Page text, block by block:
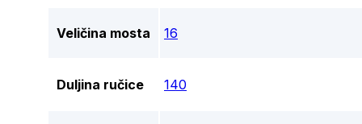
Veličina mosta 16
Duljina ručice 140